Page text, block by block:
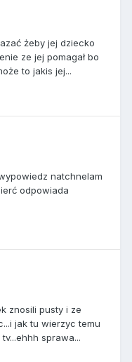
żeby jej dziecko
ze jej pomagał bo
to jakis jej...
natchnelam
odpowiada
znosili pusty i ze
jak tu wierzyc temu
sprawa...